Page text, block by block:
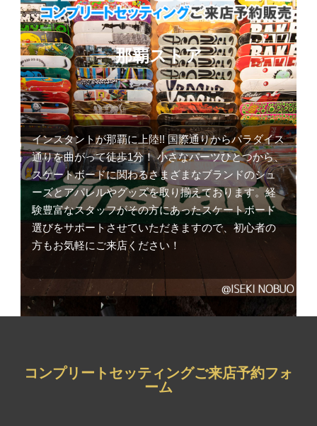
那覇ストア
インスタントが那覇に上陸!! 国際通りからパラダイス
通りを曲がって徒歩1分！ 小さなパーツひとつから、
スケートボードに関わるさまざまなブランドのシュ
ーズとアパレルやグッズを取り揃えております。経
験豊富なスタッフがその方にあったスケートボード
選びをサポートさせていただきますので、初心者の
方もお気軽にご来店ください！
コンプリートセッティングご来店予約フォ
ーム